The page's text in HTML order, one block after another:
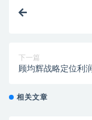
下一篇
顾均辉战略定位利
相关文章